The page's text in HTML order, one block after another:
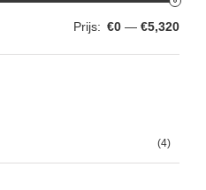
Min.
Max.
Prijs: €0 — €5,320
(4)